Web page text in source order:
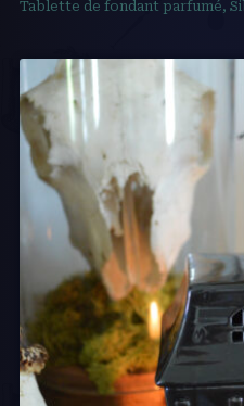
Tablette de fondant parfumé,